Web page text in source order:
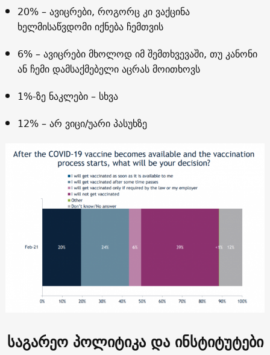
20% – ავიცრები, როგორც კი ვაქცინა
ხელმისაწვდომი იქნება ჩემთვის
6% – ავიცრები მხოლოდ იმ შემთხვევაში, თუ კანონი
ან ჩემი დამსაქმებელი აცრას მოითხოვს
1%-ზე ნაკლები – სხვა
12% – არ ვიცი/უარი პასუხზე
საგარეო პოლიტიკა და ინსტიტუტები